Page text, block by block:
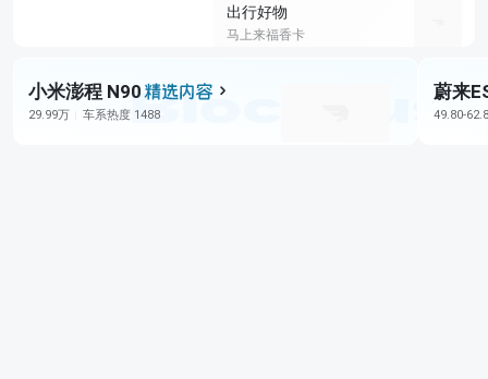
出行好物
马上来福香卡
小米澎程 N90
29.99万 车系热度 1488
蔚来
49.80-